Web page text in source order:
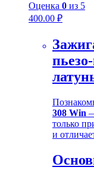
Оценка 0 из 5
400.00 ₽
308 Win
только
и